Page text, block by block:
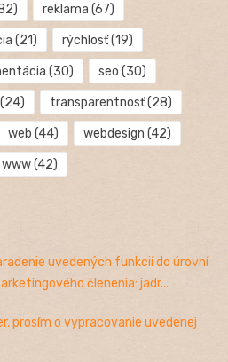
reklama (67)
(21) rýchlosť(19)
(30) seo (30)
transparentnosť(28)
web (44) webdesign (42)
www(42)
uvedených funkcií do úrovní
členenia: jadr...
prosím o vypracovanie uvedenej